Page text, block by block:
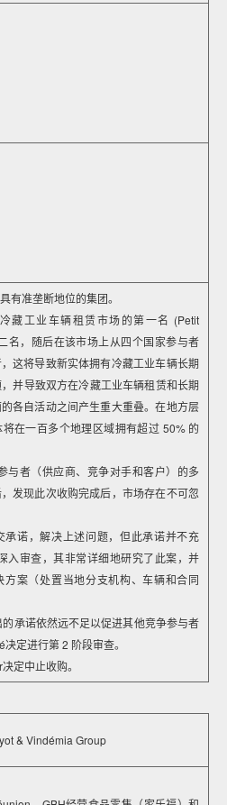
有准垄断地位的集团。
藏工业车辆租赁市场的第一名 (Petit
名，随后在该市场上从四个国家参与者
这将导致新实体拥有冷藏工业车辆长期
并导致双方在冷藏工业车辆租赁和长期
各自活动之间产生重大重叠。在地方层
在一百多个地理区域拥有超过 50% 的
与者（供应商、竞争对手和客户）的多
发现此次收购完成后，市场存在不可忽
承诺，解决上述问题，但此承诺并不充
入审查，其非常详细地研究了此案，并
方案（处置当地分支机构、车辆和合同
承诺依然远不足以促进其他竞争参与者
定进行第 2 阶段审查。
定中止收购。
& Vindémia Group